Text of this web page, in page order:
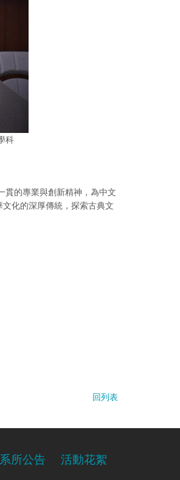
科
的專業與創新精神，為中文
化的深厚傳統，探索古典文
回列表
系所公告 活動花絮